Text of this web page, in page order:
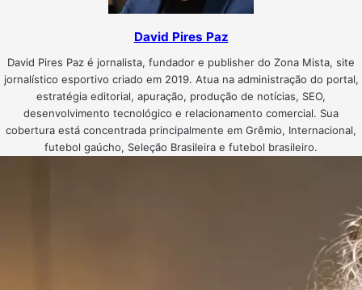
David Pires Paz
David Pires Paz é jornalista, fundador e publisher do Zona Mista, site
jornalístico esportivo criado em 2019. Atua na administração do portal,
estratégia editorial, apuração, produção de notícias, SEO,
desenvolvimento tecnológico e relacionamento comercial. Sua
cobertura está concentrada principalmente em Grêmio, Internacional,
futebol gaúcho, Seleção Brasileira e futebol brasileiro.